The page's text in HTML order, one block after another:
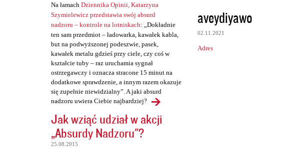
Na łamach Dziennika Opinii, Katarzyna
Szymielewicz przedstawia swój absurd
nadzoru – kontrole na lotniskach: „Dokładnie
ten sam przedmiot – ładowarka, kawałek kabla,
but na podwyższonej podeszwie, pasek,
kawałek metalu gdzieś przy ciele, czy coś w
kształcie tuby – raz uruchamia sygnał
ostrzegawczy i oznacza stracone 15 minut na
dodatkowe sprawdzenie, a innym razem okazuje
się zupełnie niewidzialny”. A jaki absurd
nadzoru uwiera Ciebie najbardziej?
Jak wziąć udział w akcji
„Absurdy Nadzoru"?
25.08.2015
aveydiyawo
02.11.2021
Adres